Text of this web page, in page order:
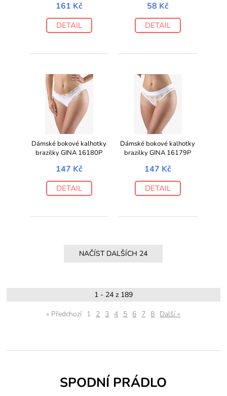
161 Kč
DETAIL
58 Kč
DETAIL
Dámské bokové kalhotky
brazilky GINA 16180P
147 Kč
DETAIL
Dámské bokové kalhotky
brazilky GINA 16179P
147 Kč
DETAIL
1 - 24 z 189
« Předchozí
1 2 3 4 5 6 7 8 Další »
SPODNÍ PRÁDLO